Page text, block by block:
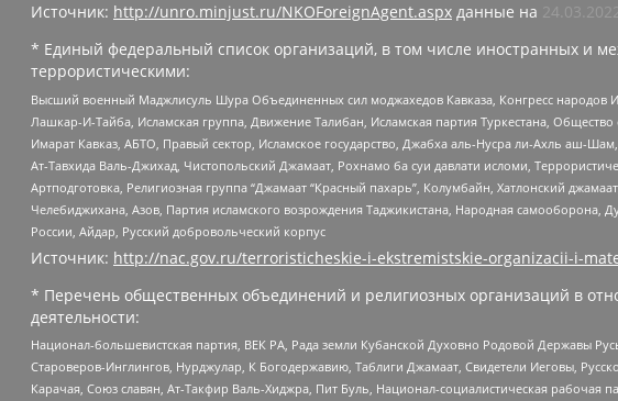
Источник: http://unro.minjust.ru/NKOForeignAgent.aspx данные на
* Единый федеральный список организаций, в том числе иностранных и
террористическими:
Высший военный Маджлисуль Шура Объединенных сил моджахедов Кавказа, Конгресс народов
Лашкар-И-Тайба, Исламская группа, Движение Талибан, Исламская партия Туркестана,
Имарат Кавказ, АБТО, Правый сектор, Исламское государство, Джабха аль-Нусра ли-Ахль аш-
Ат-Тавхида Валь-Джихад, Чистопольский Джамаат, Рохнамо ба суи давлати исломи,
Артподготовка, Религиозная группа “Джамаат “Красный пахарь”, Колумбайн, Хатлонский
Челебиджихана, Азов, Партия исламского возрождения Таджикистана, Народная
России, Айдар, Русский добровольческий корпус
Источник: http://nac.gov.ru/terroristicheskie-i-ekstremistskie-organizacii-i-
* Перечень общественных объединений и религиозных организаций в
деятельности:
Национал-большевистская партия, ВЕК РА, Рада земли Кубанской Духовно Родовой Державы
Староверов-Инглингов, Нурджулар, К Богодержавию, Таблиги Джамаат, Свидетели Иеговы,
Карачая, Союз славян, Ат-Такфир Валь-Хиджра, Пит Буль, Национал-социалистическая